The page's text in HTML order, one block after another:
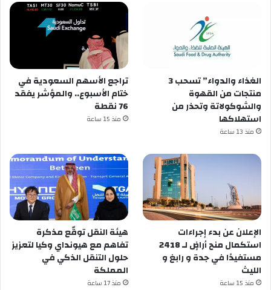
الغذاء والدواء” تسحب 3
منتجات من القهوة
والشوكولاتة وتحذر من
استهلاكها
منذ 13 ساعة
تراجع الأسهم السعودية في
ختام الأسبوع.. والمؤشر يفقد
76 نقطة
منذ 15 ساعة
الإعلان عن ‏بدء إجراءات
استكمال منح أراضٍ لـ 2418
مستفيدًا في ⁧‫جدة‬⁩ و ⁧‫رابغ‬⁩ و
منذ 15 ساعة
هيئة النقل توقّع مذكرة
تفاهم مع هيونداي وكيا لتعزيز
حلول التنقل الذكي في
المملكة
منذ 17 ساعة